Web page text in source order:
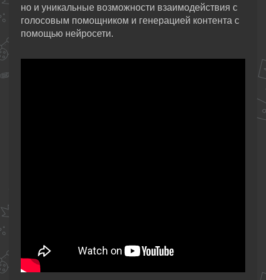
но и уникальные возможности взаимодействия с
голосовым помощником и генерацией контента с
помощью нейросети.